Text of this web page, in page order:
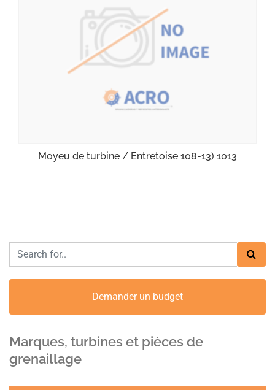
Moyeu de turbine / Entretoise 108-13) 1013
Demander un budget
Marques, turbines et pièces de
grenaillage